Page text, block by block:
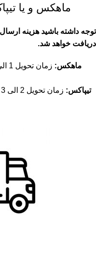
ماهکس و یا
توجه داشته باشید هزینه
دریافت خواهد شد.
ماهکس:
تیپاکس: زمان تحویل 2 الی 3 پس از تایید سفارش و تحویل به تیپاکس